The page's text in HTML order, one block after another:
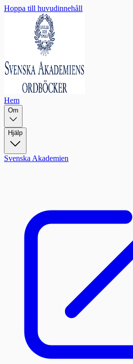
Hoppa till huvudinnehåll
Hem
Om
Hjälp
Svenska Akademien